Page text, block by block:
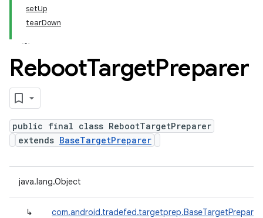
setUp
tearDown
RebootTargetPreparer
public final class RebootTargetPreparer
extends BaseTargetPreparer
java.lang.Object
↳ com.android.tradefed.targetprep.BaseTargetPreparer